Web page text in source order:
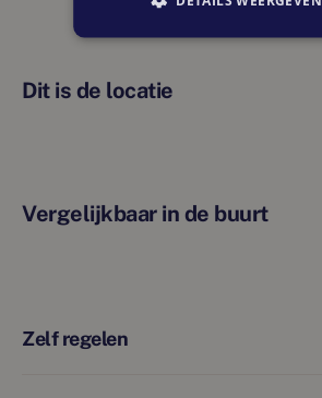
Dit is de locatie
Vergelijkbaar in de buurt
Zelf regelen